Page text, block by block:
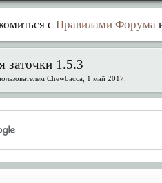
сПравилами Форума
заточки 1.5.3
Chewbacca 1 май 2017